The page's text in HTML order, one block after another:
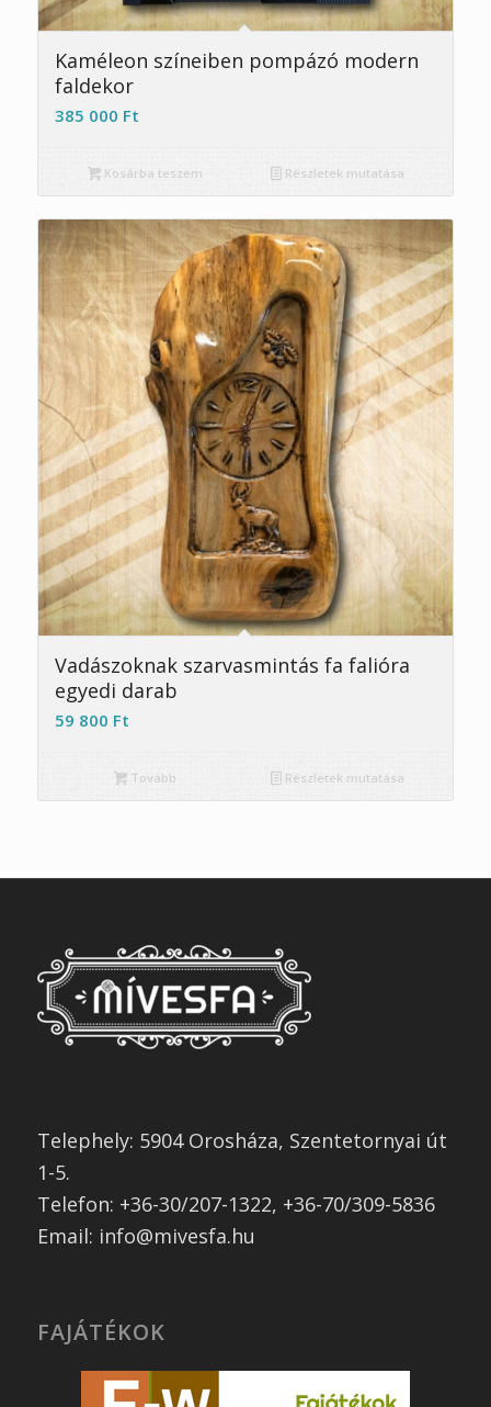
Kaméleon színeiben pompázó modern
faldekor
385 000 Ft
Kosárba teszem Részletek mutatása
Vadászoknak szarvasmintás fa falióra
egyedi darab
59 800 Ft
Tovább Részletek mutatása
Telephely: 5904 Orosháza, Szentetornyai út
1-5.
Telefon: +36-30/207-1322, +36-70/309-5836
Email: info@mivesfa.hu
FAJÁTÉKOK